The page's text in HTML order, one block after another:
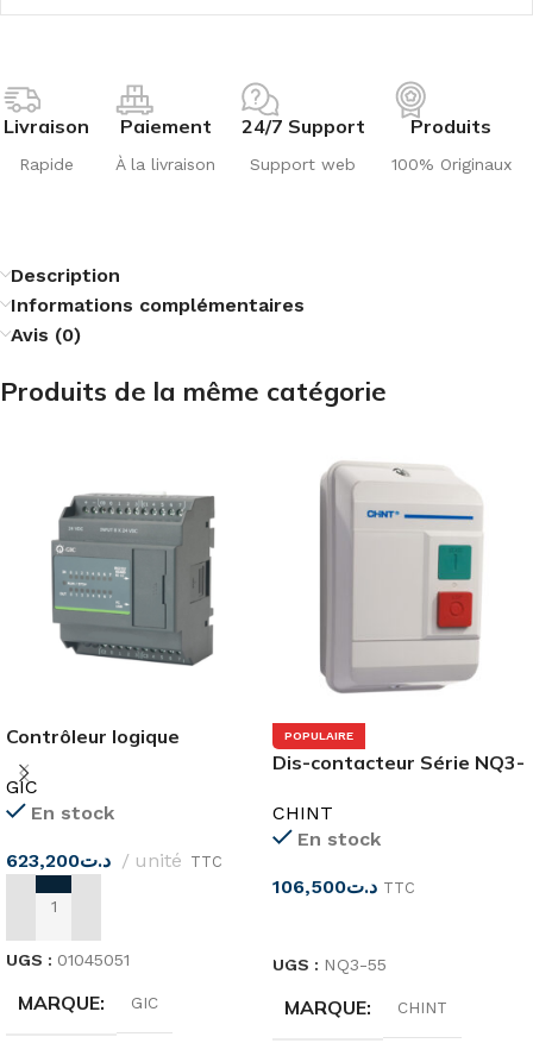
Livraison
Rapide
Paiement
À la livraison
24/7 Support
Support web
Produits
100% Originaux
Description
Informations complémentaires
Avis (0)
Produits de la même catégorie
Contrôleur logique
programmable 8I-8RO
24DC PC10BD16001D1
GIC
GIC
En stock
د.ت623,200 unité TTC
AJOUTER AU PANIER
UGS : 01045051
MARQUE GIC
POPULAIRE
Dis-contacteur Série NQ3-
CHINT
En stock
د.ت106,500
TTC
UGS : NQ3-55
MARQUE CHINT